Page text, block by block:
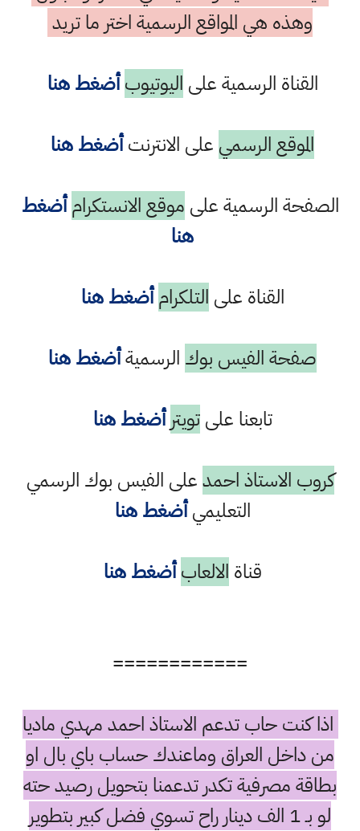
وهذه هي المواقع الرسمية اختر ما تريد
القناة الرسمية على اليوتيوب أضغط هنا
الموقع الرسمي على الانترنتأضغط هنا
الصفحة الرسمية على موقع الانستكرام أضغط
هنا
القناة على التلكرام أضغط هنا
صفحة الفيس بوك الرسميةأضغط هنا
تابعنا علىتويتر أضغط هنا
كروب الاستاذ احمدعلى الفيس بوك الرسمي
التعليميأضغط هنا
قناة الالعاب أضغط هنا
============
اذا كنت حاب تدعم الاستاذ احمد مهدي ماديا
من داخل العراق وماعندك حساب باي بال او
بطاقة مصرفية تكدر تدعمنا بتحويل رصيد حته
لو بـ 1 الف دينار راح تسوي فضل كبير بتطوير